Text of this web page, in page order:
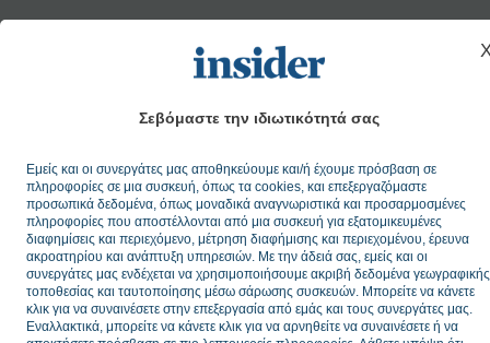
Σεβόμαστε την ιδιωτικότητά σας
Εμείς και οι συνεργάτες μας αποθηκεύουμε και/ή έχουμε πρόσβαση σε
πληροφορίες σε μια συσκευή, όπως τα cookies, και επεξεργαζόμαστε
προσωπικά δεδομένα, όπως μοναδικά αναγνωριστικά και προσαρμοσμένες
πληροφορίες που αποστέλλονται από μια συσκευή για εξατομικευμένες
διαφημίσεις και περιεχόμενο, μέτρηση διαφήμισης και περιεχομένου, έρευνα
ακροατηρίου και ανάπτυξη υπηρεσιών. Με την άδειά σας, εμείς και οι
συνεργάτες μας ενδέχεται να χρησιμοποιήσουμε ακριβή δεδομένα γεωγραφικής
τοποθεσίας και ταυτοποίησης μέσω σάρωσης συσκευών. Μπορείτε να κάνετε
κλικ για να συναινέσετε στην επεξεργασία από εμάς και τους συνεργάτες μας.
Εναλλακτικά, μπορείτε να κάνετε κλικ για να αρνηθείτε να συναινέσετε ή να
Με το Ειδικό Χωροταξικό Πλαίσιο Τουρισμού, για
συνδέεται με συγκεκριμένους κανόνες δόμησης, η
ανάπτυξη συνδέεται με τη φέρουσα ικανότητα, ο
τουρισμός εντάσσεται σε ενιαίο χωρικό σχεδιασμό.
Οι αλλαγές δεν είναι εύκολες. Είναι, όμως,
απαραίτητες για να αφήσουμε πίσω την